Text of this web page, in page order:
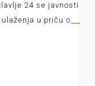
24 se javnosti
u priču o ...